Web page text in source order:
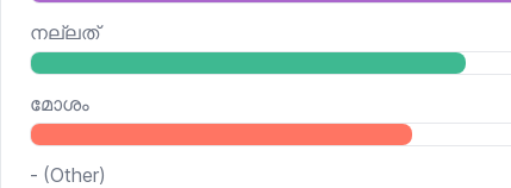
നല്ലത്
മോശം
- (Other)